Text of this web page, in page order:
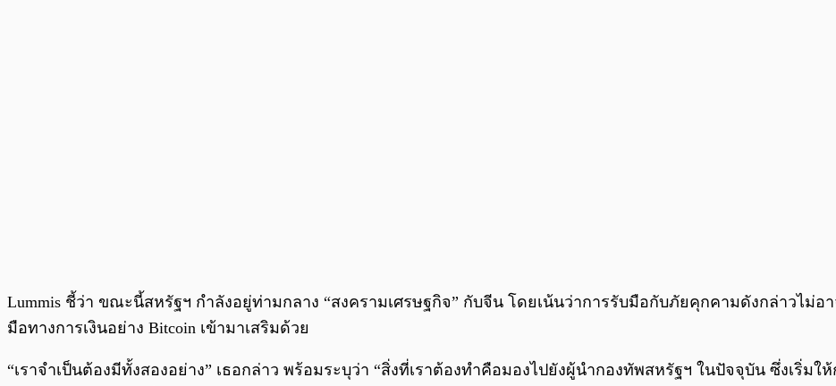
Lummis ชี้ว่า ขณะนี้สหรัฐฯ กำลังอยู่ท่ามกลาง “สงครามเศรษฐกิจ” กับจีน โดยเน้นว่าการรับมือกับภัยคุกคามดังกล่าวไม่
มือทางการเงินอย่าง Bitcoin เข้ามาเสริมด้วย
“เราจำเป็นต้องมีทั้งสองอย่าง” เธอกล่าว พร้อมระบุว่า “สิ่งที่เราต้องทำคือมองไปยังผู้นำกองทัพสหรัฐฯ ในปัจจุบัน ซึ่งเริ่ม